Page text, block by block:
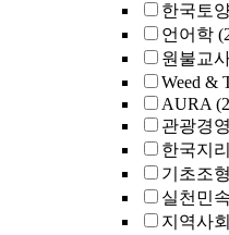
한국토
언어학
원불교
Weed &
AURA
관광경
한국지
기초조
실천민
지역사